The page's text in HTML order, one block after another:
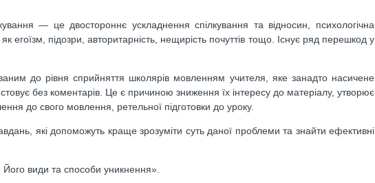
— це двостороннє ускладнення спілкування та відносин, психологічна
егоїзм, підозри, авторитарність, нещирість почуттів тощо. Існує ряд перешкод у
до рівня сприйняття школярів мовленням учителя, яке занадто насичене
без коментарів. Це є причиною зниження їх інтересу до матеріалу, утворює
до свого мовлення, ретельної підготовки до уроку.
які допоможуть краще зрозуміти суть даної проблеми та знайти ефективні
Його види та способи уникнення».